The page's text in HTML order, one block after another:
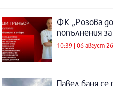
ФК „Розова
попълнения
10:39 | 06 август 26
Павел баня